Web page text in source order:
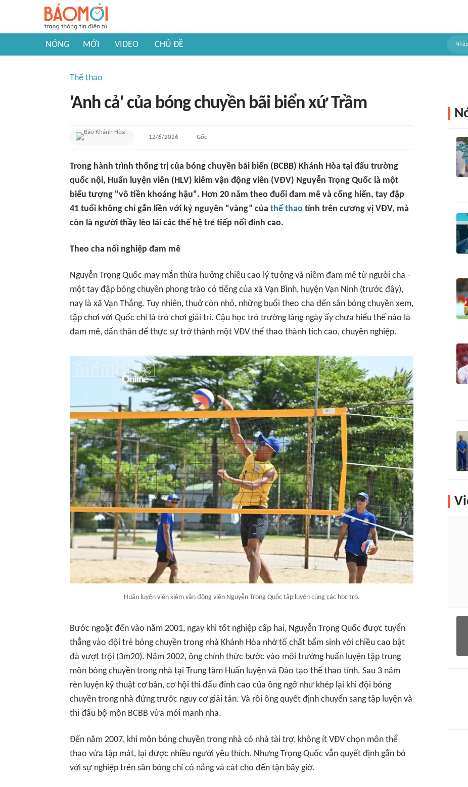
NÓNG MỚI VIDEO CHỦ ĐỀ
Thể thao
'Anh cả' của bóng chuyền bãi biển xứ Trầm
12/6/2026 Gốc
Trong hành trình thống trị của bóng chuyền bãi biển (BCBB) Khánh Hòa tại đấu trường
quốc nội, Huấn luyện viên (HLV) kiêm vận động viên (VĐV) Nguyễn Trọng Quốc là một
biểu tượng "vô tiền khoáng hậu". Hơn 20 năm theo đuổi đam mê và cống hiến, tay đập
41 tuổi không chỉ gắn liền với kỷ nguyên “vàng” của thể thao tỉnh trên cương vị VĐV, mà
còn là người thầy lèo lái các thế hệ trẻ tiếp nối đỉnh cao.
Theo cha nối nghiệp đam mê
Nguyễn Trọng Quốc may mắn thừa hưởng chiều cao lý tưởng và niềm đam mê từ người cha -
một tay đập bóng chuyền phong trào có tiếng của xã Vạn Bình, huyện Vạn Ninh (trước đây),
nay là xã Vạn Thắng. Tuy nhiên, thuở còn nhỏ, những buổi theo cha đến sân bóng chuyền xem,
tập chơi với Quốc chỉ là trò chơi giải trí. Cậu học trò trường làng ngày ấy chưa hiểu thế nào là
đam mê, dấn thân để thực sự trở thành một VĐV thể thao thành tích cao, chuyên nghiệp.
Huấn luyện viên kiêm vận động viên Nguyễn Trọng Quốc tập luyện cùng các học trò.
Bước ngoặt đến vào năm 2001, ngay khi tốt nghiệp cấp hai, Nguyễn Trọng Quốc được tuyển
thẳng vào đội trẻ bóng chuyền trong nhà Khánh Hòa nhờ tố chất bẩm sinh với chiều cao bật
đà vượt trội (3m20). Năm 2002, ông chính thức bước vào môi trường huấn luyện tập trung
môn bóng chuyền trong nhà tại Trung tâm Huấn luyện và Đào tạo thể thao tỉnh. Sau 3 năm
rèn luyện kỹ thuật cơ bản, cơ hội thi đấu đỉnh cao của ông ngỡ như khép lại khi đội bóng
chuyền trong nhà đứng trước nguy cơ giải tán. Và rồi ông quyết định chuyển sang tập luyện và
thi đấu bộ môn BCBB vừa mới manh nha.
Đến năm 2007, khi môn bóng chuyền trong nhà có nhà tài trợ, không ít VĐV chọn môn thể
thao vừa tập mát, lại được nhiều người yêu thích. Nhưng Trọng Quốc vẫn quyết định gắn bó
với sự nghiệp trên sân bóng chỉ có nắng và cát cho đến tận bây giờ.